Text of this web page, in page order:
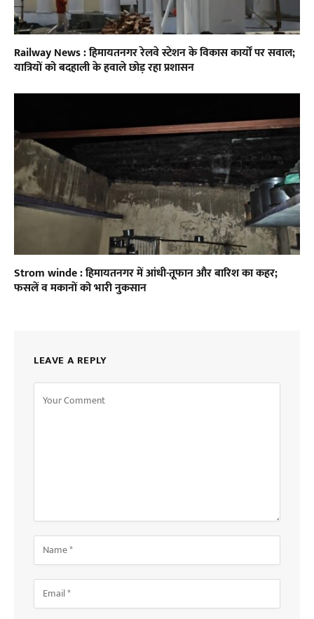
Railway News : हिमायतनगर रेलवे स्टेशन के विकास कार्यों पर सवाल;
यात्रियों को बदहाली के हवाले छोड़ रहा प्रशासन
Strom winde : हिमायतनगर में आंधी-तूफान और बारिश का कहर;
फसलें व मकानों को भारी नुकसान
LEAVE A REPLY